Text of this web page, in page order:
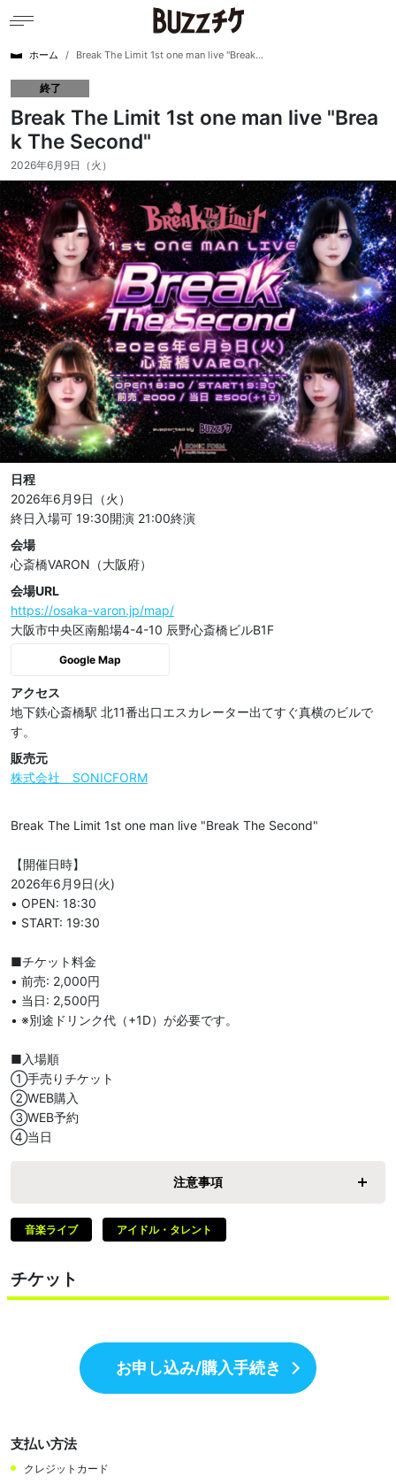
ホーム Break The Limit 1st one man live "Break...
終了
Break The Limit 1st one man live "Brea
k The Second"
2026年6月9日（火）
日程
2026年6月9日（火）
終日入場可 19:30開演 21:00終演
会場
心斎橋VARON（大阪府）
会場URL
https://osaka-varon.jp/map/
大阪市中央区南船場4-4-10 辰野心斎橋ビルB1F
Google Map
アクセス
地下鉄心斎橋駅 北11番出口エスカレーター出てすぐ真横のビルで
す。
販売元
株式会社 SONICFORM
Break The Limit 1st one man live "Break The Second"
【開催日時】
2026年6月9日(火)
• OPEN: 18:30
• START: 19:30
■チケット料金
• 前売: 2,000円
• 当日: 2,500円
• ※別途ドリンク代（+1D）が必要です。
■入場順
①手売りチケット
②WEB購入
③WEB予約
④当日
注意事項
音楽ライブ アイドル・タレント
チケット
お申し込み/購入手続き
支払い方法
クレジットカード